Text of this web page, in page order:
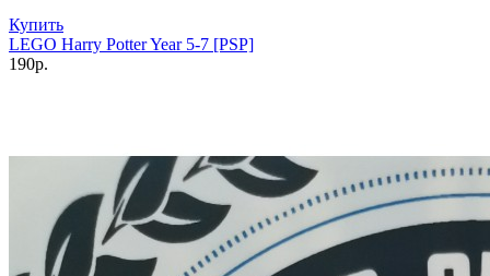
Купить
LEGO Harry Potter Year 5-7 [PSP]
190р.